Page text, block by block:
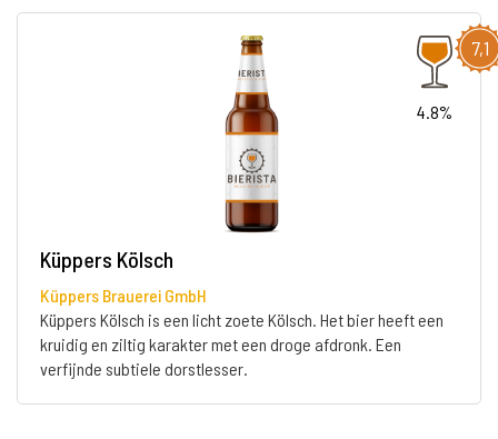
7,1
4.8%
Küppers Kölsch
Küppers Brauerei GmbH
Küppers Kölsch is een licht zoete Kölsch. Het bier heeft een
kruidig en ziltig karakter met een droge afdronk. Een
verfijnde subtiele dorstlesser.